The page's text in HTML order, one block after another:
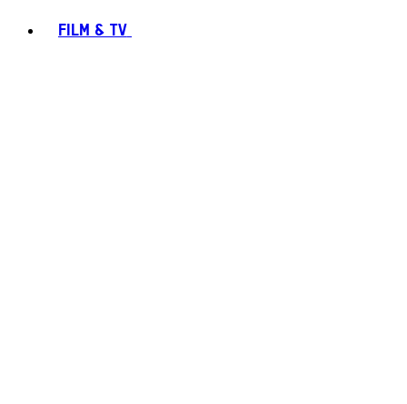
FILM & TV